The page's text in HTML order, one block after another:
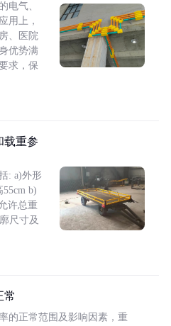
电气、
用上，
、医院
优势满
求，保
载重参
: a)外形
b)
许总重
尺寸及
常
的正常范围及影响因素，重